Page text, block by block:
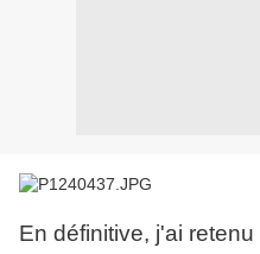
En définitive, j'ai